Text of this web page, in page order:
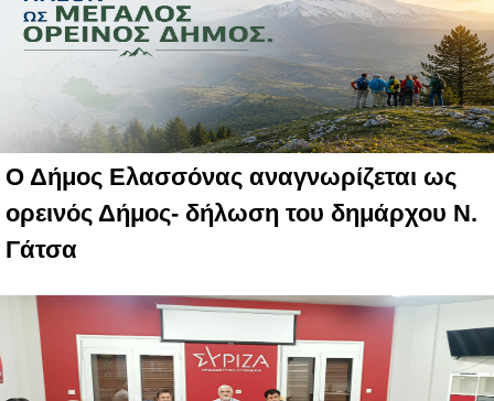
Ο Δήμος Ελασσόνας αναγνωρίζεται ως
ορεινός Δήμος- δήλωση του δημάρχου Ν.
Γάτσα